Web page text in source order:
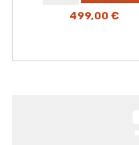
499,00 €